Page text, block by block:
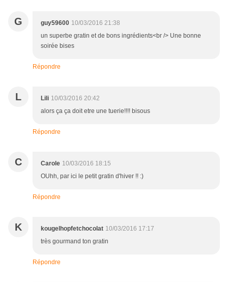
G guy59600 10/03/2016 21:38
un superbe gratin et de bons ingrédients<br /> Une bonne
soirée bises
Répondre
L Lili 10/03/2016 20:42
alors ça ça doit etre une tuerie!!!! bisous
Répondre
C Carole 10/03/2016 18:15
OUhh, par ici le petit gratin d'hiver !! :)
Répondre
K kougelhopfetchocolat 10/03/2016 17:17
très gourmand ton gratin
Répondre